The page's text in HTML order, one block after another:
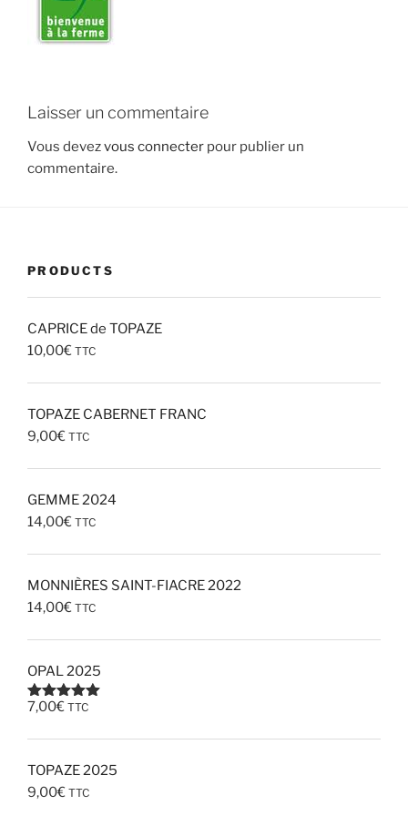
Laisser un commentaire
Vous devezvous connecter pour publier un
commentaire.
PRODUCTS
CAPRICE de TOPAZE
10,00€ TTC
TOPAZE CABERNET FRANC
9,00€ TTC
GEMME 2024
14,00€ TTC
MONNIÈRES SAINT-FIACRE 2022
14,00€ TTC
OPAL 2025
Note5.00
7,00€ TTC
TOPAZE 2025
9,00€ TTC